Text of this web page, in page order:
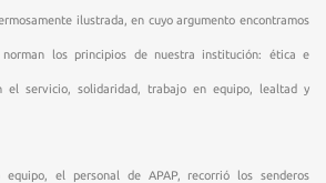
ilustrada, en cuyo argumento encontramos
los principios de nuestra institución: ética e
el servicio, solidaridad, trabajo en equipo, lealtad y
equipo, el personal de APAP, recorrió los senderos